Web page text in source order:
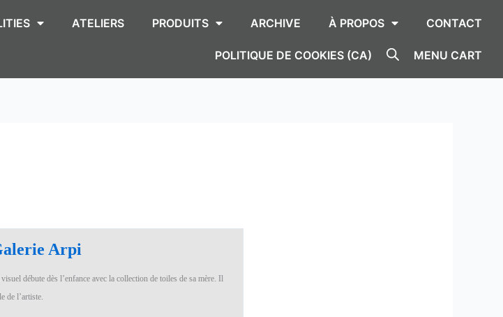
ATELIERS PRODUITS ARCHIVE À PROPOS CONTACT
POLITIQUE DE COOKIES (CA) MENU CART
Arpi
débute dès l’enfance avec la collection de toiles de sa mère. Il
de l’artiste.